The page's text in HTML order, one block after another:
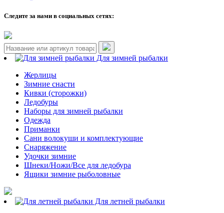
Следите за нами в социальных сетях:
Для зимней рыбалки
Жерлицы
Зимние снасти
Кивки (сторожки)
Ледобуры
Наборы для зимней рыбалки
Одежда
Приманки
Сани волокуши и комплектующие
Снаряжение
Удочки зимние
Шнеки/Ножи/Все для ледобура
Ящики зимние рыболовные
Для летней рыбалки